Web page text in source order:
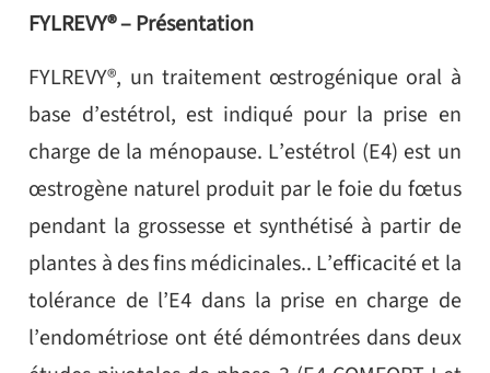
FYLREVY® – Présentation
FYLREVY®, un traitement œstrogénique oral à
base d’estétrol, est indiqué pour la prise en
charge de la ménopause. L’estétrol (E4) est un
œstrogène naturel produit par le foie du fœtus
pendant la grossesse et synthétisé à partir de
plantes à des fins médicinales.. L’efficacité et la
tolérance de l’E4 dans la prise en charge de
l’endométriose ont été démontrées dans deux